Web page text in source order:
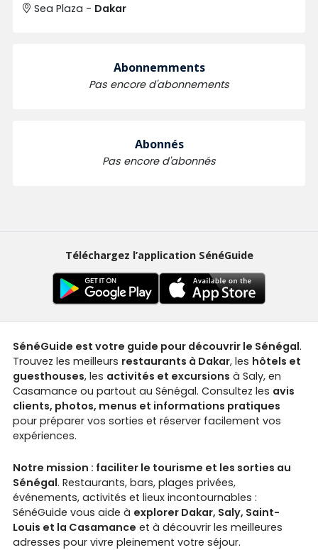
Sea Plaza - Dakar
Abonnemments
Pas encore d'abonnements
Abonnés
Pas encore d'abonnés
Téléchargez l’application SénéGuide
SénéGuide est votre guide pour découvrir le Sénégal.
Trouvez les meilleurs restaurants à Dakar, les hôtels et
guesthouses, les activités et excursions à Saly, en
Casamance ou partout au Sénégal. Consultez les avis
clients, photos, menus et informations pratiques
pour préparer vos sorties et réserver facilement vos
expériences.
Notre mission : faciliter le tourisme et les sorties au
Sénégal. Restaurants, bars, plages privées,
événements, activités et lieux incontournables :
SénéGuide vous aide à explorer Dakar, Saly, Saint-
Louis et la Casamance et à découvrir les meilleures
adresses pour vivre pleinement votre séjour.